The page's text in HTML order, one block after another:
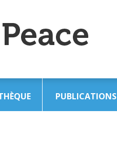
PUBLICATIONS